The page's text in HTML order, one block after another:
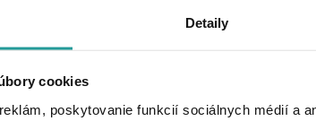
Detaily
cookies
poskytovanie funkcií sociálnych médií a